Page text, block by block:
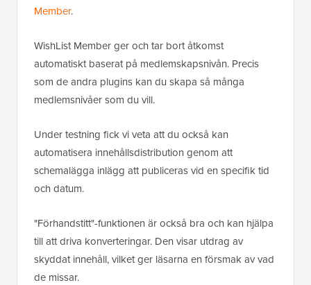
Member.
WishList Member ger och tar bort åtkomst
automatiskt baserat på medlemskapsnivån. Precis
som de andra plugins kan du skapa så många
medlemsnivåer som du vill.
Under testning fick vi veta att du också kan
automatisera innehållsdistribution genom att
schemalägga inlägg att publiceras vid en specifik tid
och datum.
"Förhandstitt"-funktionen är också bra och kan hjälpa
till att driva konverteringar. Den visar utdrag av
skyddat innehåll, vilket ger läsarna en försmak av vad
de missar.